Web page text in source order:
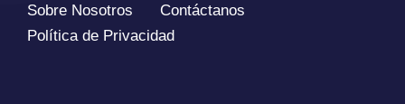
Sobre Nosotros
Contáctanos
Política de Privacidad